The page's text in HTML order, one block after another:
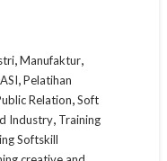
,Manufaktur,
,Pelatihan
Relation,Soft
Industry, Training
Softskill